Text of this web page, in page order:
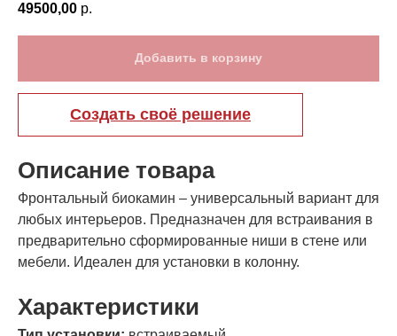
49500,00 р.
Добавить в корзину
Создать своё решение
Описание товара
Фронтальный биокамин – универсальный вариант для
любых интерьеров. Предназначен для встраивания в
предварительно сформированные ниши в стене или
мебели. Идеален для установки в колонну.
Характеристики